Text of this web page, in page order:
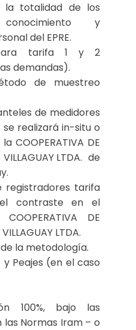
la totalidad de los
y
del EPRE.
para tarifa 1 y 2
demandas).
de muestreo
de medidores
realizará in-situ o
COOPERATIVA DE
VILLAGUAY LTDA. de
registradores tarifa
contraste en el
DE
LTDA.
la metodología.
y Peajes (en el caso
100%, bajo las
las Normas Iram – o